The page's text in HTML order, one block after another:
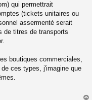
qui permettrait
(tickets unitaires ou
assermenté serait
de titres de transports
boutiques commerciales,
ces types, j'imagine que